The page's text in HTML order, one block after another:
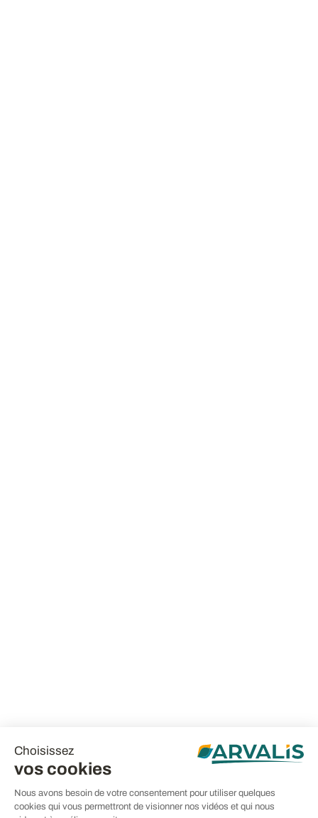
Choisissez
vos cookies
Nous avons besoin de votre consentement pour utiliser quelques
cookies qui vous permettront de visionner nos vidéos et qui nous